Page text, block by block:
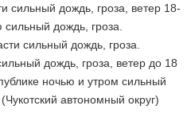
сильный дождь, гроза, ветер 18-
дождь, гроза.
сильный дождь, гроза.
дождь, гроза, ветер до 18
ночью и утром сильный
автономный округ)